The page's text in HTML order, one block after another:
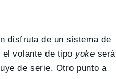
disfruta de un sistema de
el volante de tipo yoke será
de serie. Otro punto a